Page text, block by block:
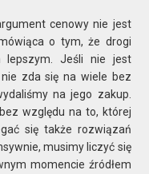
cenowy nie jest
o tym, że drogi
lepszym. Jeśli nie jest
zda się na wiele bez
na jego zakup.
względu na to, której
się także rozwiązań
musimy liczyć się
momencie źródłem